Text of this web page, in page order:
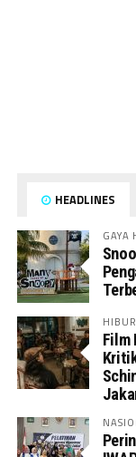
HEADLINES
GAYA
Film